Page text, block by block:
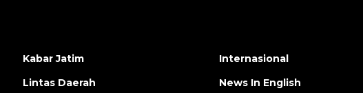
Kabar Jatim
Lintas Daerah
Internasional
News In English